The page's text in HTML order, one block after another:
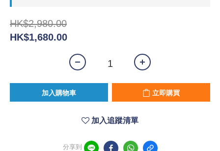
HK$2,980.00
HK$1,680.00
加入購物車 立即購買
加入追蹤清單
分享到